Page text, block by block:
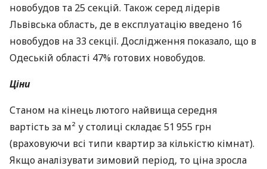
новобудов та 25 секцій. Також серед лідерів
Львівська область, де в експлуатацію введено 16
новобудов на 33 секції. Дослідження показало, що в
Одеській області 47% готових новобудов.
Ціни
Станом на кінець лютого найвища середня
вартість за м² у столиці складає 51 955 грн
(враховуючи всі типи квартир за кількістю кімнат).
Якщо аналізувати зимовий період, то ціна зросла